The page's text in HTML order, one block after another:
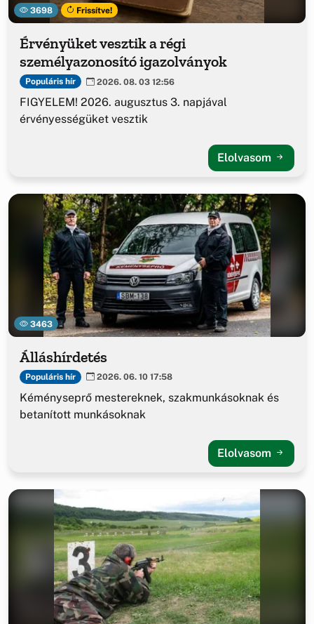
3698 Frissítve!
Érvényüket vesztik a régi
személyazonosító igazolványok
Populáris hír 2026. 08. 03 12:56
FIGYELEM! 2026. augusztus 3. napjával
érvényességüket vesztik
Elolvasom
3463
Álláshírdetés
Populáris hír 2026. 06. 10 17:58
Kéményseprő mestereknek, szakmunkásoknak és
betanított munkásoknak
Elolvasom